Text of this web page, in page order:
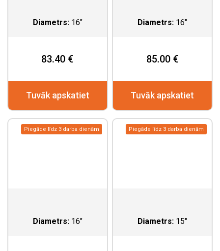
Diametrs:16"
83.40 €
Tuvāk apskatiet
Diametrs: 16"
85.00 €
Tuvāk apskatiet
Piegāde līdz 3 darba dienām
Diametrs:16"
Piegāde līdz 3 darba dienām
Diametrs: 15"